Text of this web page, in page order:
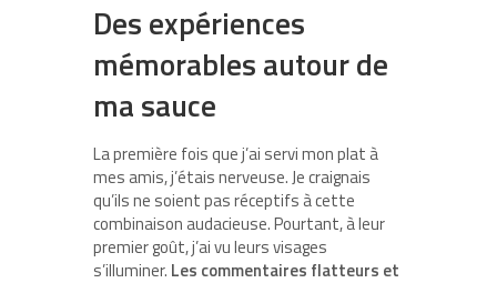
Des expériences
mémorables autour de
ma sauce
La première fois que j’ai servi mon plat à
mes amis, j’étais nerveuse. Je craignais
qu’ils ne soient pas réceptifs à cette
combinaison audacieuse. Pourtant, à leur
premier goût, j’ai vu leurs visages
s’illuminer. Les commentaires flatteurs et